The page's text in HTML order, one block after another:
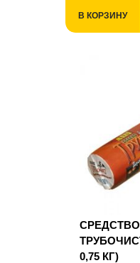
В КОРЗИНУ
0,75 КГ)